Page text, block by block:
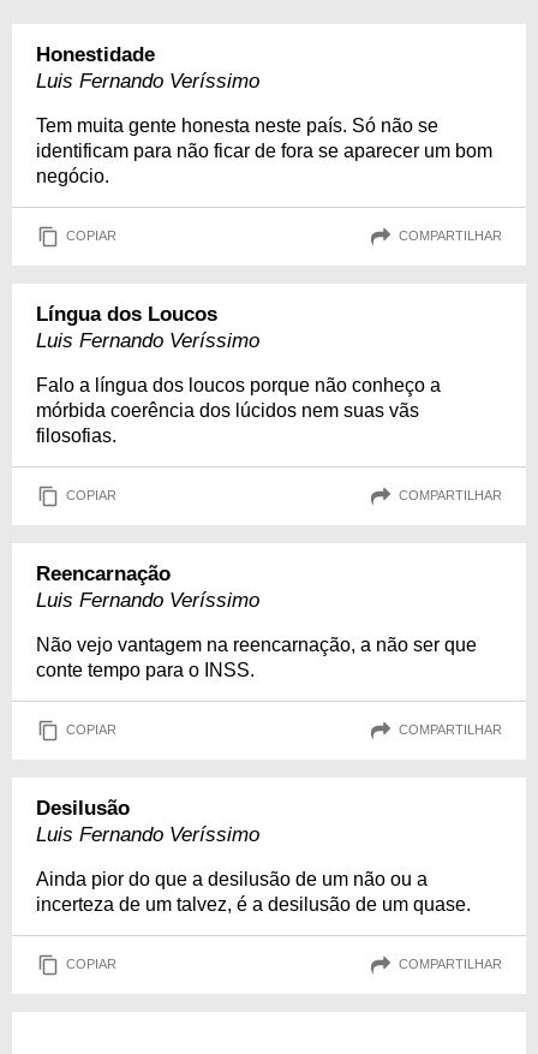
Honestidade
Luis Fernando Veríssimo
Tem muita gente honesta neste país. Só não se
identificam para não ficar de fora se aparecer um bom
negócio.
COPIAR COMPARTILHAR
Língua dos Loucos
Luis Fernando Veríssimo
Falo a língua dos loucos porque não conheço a
mórbida coerência dos lúcidos nem suas vãs
filosofias.
COPIAR COMPARTILHAR
Reencarnação
Luis Fernando Veríssimo
Não vejo vantagem na reencarnação, a não ser que
conte tempo para o INSS.
COPIAR COMPARTILHAR
Desilusão
Luis Fernando Veríssimo
Ainda pior do que a desilusão de um não ou a
incerteza de um talvez, é a desilusão de um quase.
COPIAR COMPARTILHAR